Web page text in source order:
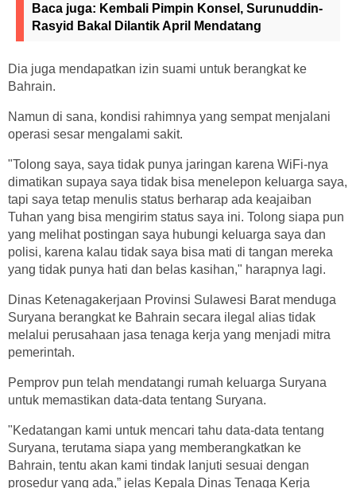
Baca juga: Kembali Pimpin Konsel, Surunuddin-
Rasyid Bakal Dilantik April Mendatang
Dia juga mendapatkan izin suami untuk berangkat ke
Bahrain.
Namun di sana, kondisi rahimnya yang sempat menjalani
operasi sesar mengalami sakit.
"Tolong saya, saya tidak punya jaringan karena WiFi-nya
dimatikan supaya saya tidak bisa menelepon keluarga saya,
tapi saya tetap menulis status berharap ada keajaiban
Tuhan yang bisa mengirim status saya ini. Tolong siapa pun
yang melihat postingan saya hubungi keluarga saya dan
polisi, karena kalau tidak saya bisa mati di tangan mereka
yang tidak punya hati dan belas kasihan," harapnya lagi.
Dinas Ketenagakerjaan Provinsi Sulawesi Barat menduga
Suryana berangkat ke Bahrain secara ilegal alias tidak
melalui perusahaan jasa tenaga kerja yang menjadi mitra
pemerintah.
Pemprov pun telah mendatangi rumah keluarga Suryana
untuk memastikan data-data tentang Suryana.
"Kedatangan kami untuk mencari tahu data-data tentang
Suryana, terutama siapa yang memberangkatkan ke
Bahrain, tentu akan kami tindak lanjuti sesuai dengan
prosedur yang ada,” jelas Kepala Dinas Tenaga Kerja